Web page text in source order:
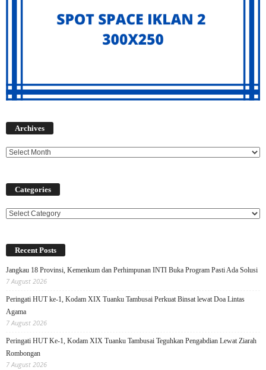
Archives
Categories
Categories
Recent Posts
Jangkau 18 Provinsi, Kemenkum dan Perhimpunan INTI Buka Program Pasti Ada Solusi
7 August 2026
Peringati HUT ke-1, Kodam XIX Tuanku Tambusai Perkuat Binsat lewat Doa Lintas
Agama
7 August 2026
Peringati HUT Ke-1, Kodam XIX Tuanku Tambusai Teguhkan Pengabdian Lewat Ziarah
Rombongan
7 August 2026